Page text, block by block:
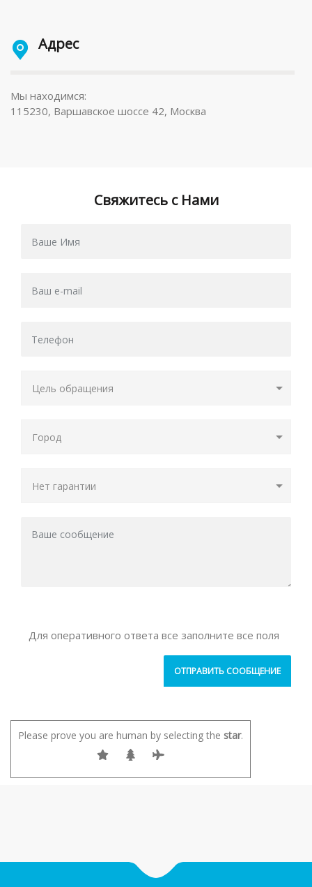
Адрес
Мы находимся:
115230, Варшавское шоссе 42, Москва
Свяжитесь с Нами
Для оперативного ответа все заполните все поля
Please prove you are human by selecting the star.